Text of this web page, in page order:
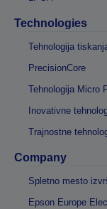
Technologies
Tehnologija
PrecisionCore
Tehnologija Micro
Inovativne
Trajnostne
Company
Spletno mesto
Epson Europe